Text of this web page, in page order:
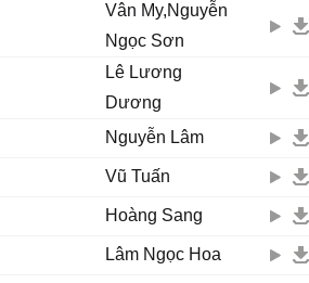
Vân My,Nguyễn
Ngọc Sơn
Lê Lương
Dương
Nguyễn Lâm
Vũ Tuấn
Hoàng Sang
Lâm Ngọc Hoa